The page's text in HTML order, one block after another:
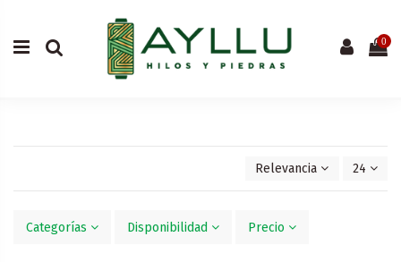
0
Relevancia 24
Categorías Disponibilidad Precio